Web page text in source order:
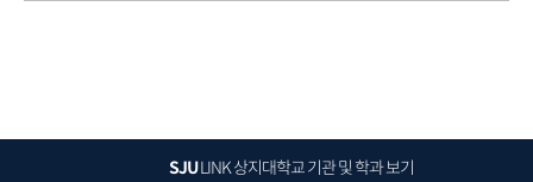
SJULINK상지대학교 기관 및 학과 보기